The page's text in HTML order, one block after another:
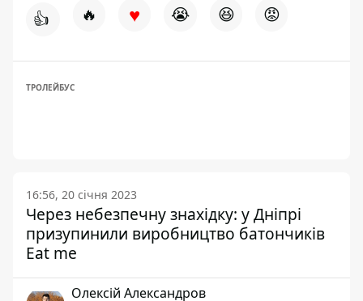
👍 🔥 ♥ 😭 😆 😡
ТРОЛЕЙБУС
16:56, 20 січня 2023
Через небезпечну знахідку: у Дніпрі
призупинили виробництво батончиків
Eat me
Олексій Александров